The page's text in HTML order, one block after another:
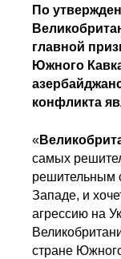
По
главной
Южного
конфликта
«
самых
решительным
Западе, и
агрессию на
стране